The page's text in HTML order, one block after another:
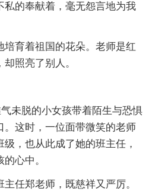
私的奉献着，毫无怨言地为我
培育着祖国的花朵。老师是红
照亮了别人。
未脱的小女孩带着陌生与恐惧
。这时，一位面带微笑的老师
，也从此成了她的班主任，
心中。
任郑老师，既慈祥又严厉。